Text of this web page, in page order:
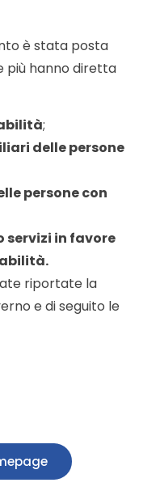
è stata posta
più hanno diretta
;
delle persone
persone con
servizi in favore
riportate la
e di seguito le